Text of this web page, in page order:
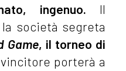
ingenuo. Il
società segreta
Game, il torneo di
porterà a